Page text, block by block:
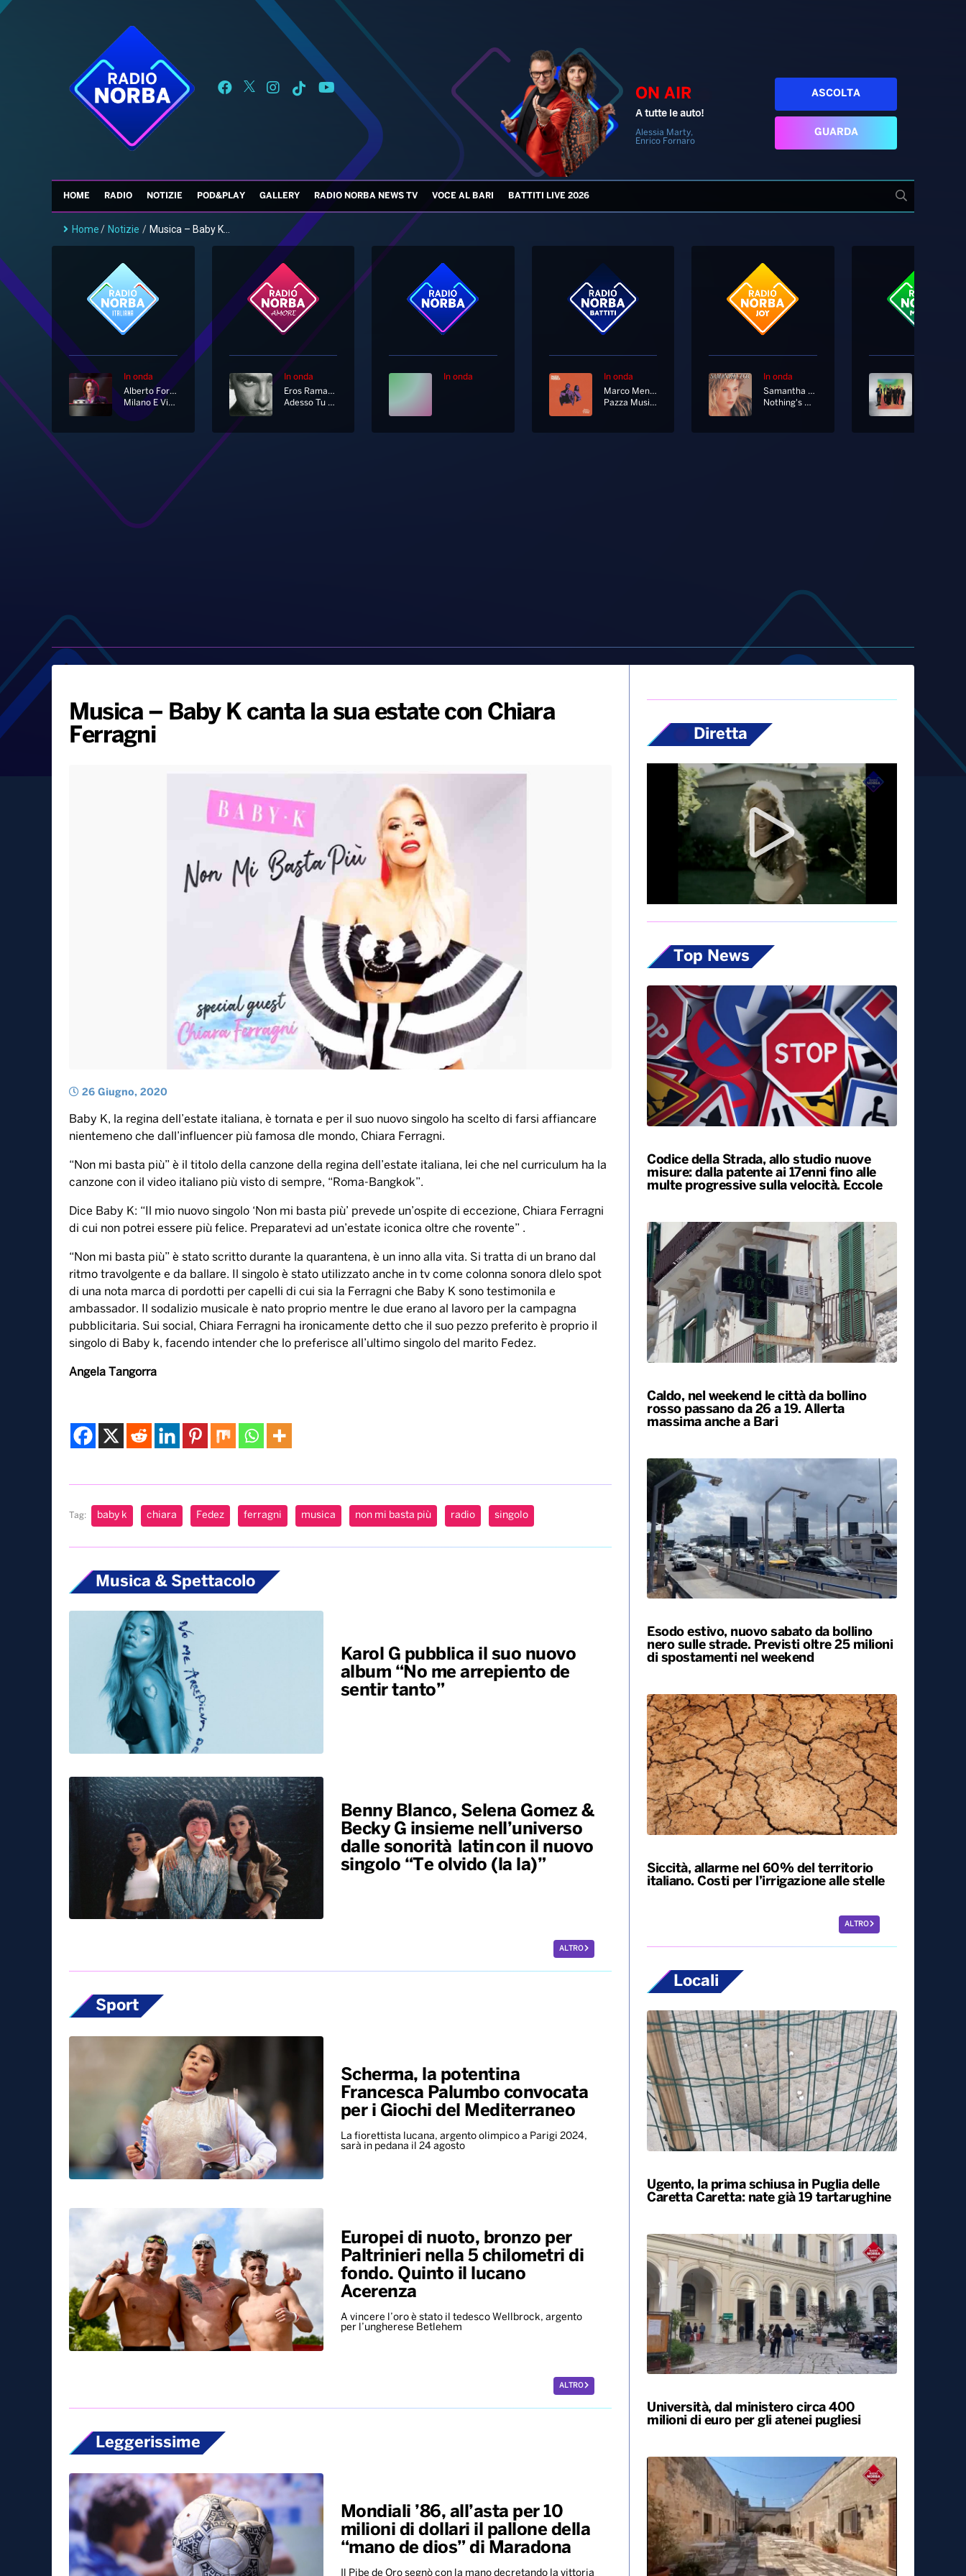
ON AIR
A tutte le auto!
Alessia Marty,
Enrico Fornaro
ASCOLTA
GUARDA
HOME RADIO NOTIZIE POD&PLAY GALLERY RADIO NORBA NEWS TV VOCE AL BARI BATTITI LIVE 2026
Home/ Notizie / Musica – Baby K...
In onda
Alberto Fortis
Milano E Vincenzo
In onda
Eros Ramazzotti
Adesso Tu [Album Version]
In onda
In onda
Marco Mengoni Ft. Elodie
Pazza Musica
In onda
Samantha Fox
Nothing's Gonna Stop Me Now
Musica – Baby K canta la sua estate con Chiara
Ferragni
26 Giugno, 2020
Baby K, la regina dell’estate italiana, è tornata e per il suo nuovo singolo ha scelto di farsi affiancare
nientemeno che dall’influencer più famosa dle mondo, Chiara Ferragni.
“Non mi basta più” è il titolo della canzone della regina dell’estate italiana, lei che nel curriculum ha la
canzone con il video italiano più visto di sempre, “Roma-Bangkok”.
Dice Baby K: “Il mio nuovo singolo ‘Non mi basta più’ prevede un’ospite di eccezione, Chiara Ferragni
di cui non potrei essere più felice. Preparatevi ad un’estate iconica oltre che rovente” .
“Non mi basta più” è stato scritto durante la quarantena, è un inno alla vita. Si tratta di un brano dal
ritmo travolgente e da ballare. Il singolo è stato utilizzato anche in tv come colonna sonora dlelo spot
di una nota marca di pordotti per capelli di cui sia la Ferragni che Baby K sono testimonila e
ambassador. Il sodalizio musicale è nato proprio mentre le due erano al lavoro per la campagna
pubblicitaria. Sui social, Chiara Ferragni ha ironicamente detto che il suo pezzo preferito è proprio il
singolo di Baby k, facendo intender che lo preferisce all’ultimo singolo del marito Fedez.
Angela Tangorra
Tag: baby k chiara Fedez ferragni musica non mi basta più radio singolo
Musica & Spettacolo
Karol G pubblica il suo nuovo
album “No me arrepiento de
sentir tanto”
Benny Blanco, Selena Gomez &
Becky G insieme nell’universo
dalle sonorità latin con il nuovo
singolo “Te olvido (la la)”
ALTRO
Sport
Scherma, la potentina
Francesca Palumbo convocata
per i Giochi del Mediterraneo
La fiorettista lucana, argento olimpico a Parigi 2024,
sarà in pedana il 24 agosto
Europei di nuoto, bronzo per
Paltrinieri nella 5 chilometri di
fondo. Quinto il lucano
Acerenza
A vincere l’oro è stato il tedesco Wellbrock, argento
per l’ungherese Betlehem
ALTRO
Leggerissime
Mondiali ’86, all’asta per 10
milioni di dollari il pallone della
“mano de dios” di Maradona
Il Pibe de Oro segnò con la mano decretando la vittoria
Diretta
Top News
Codice della Strada, allo studio nuove
misure: dalla patente ai 17enni fino alle
multe progressive sulla velocità. Eccole
Caldo, nel weekend le città da bollino
rosso passano da 26 a 19. Allerta
massima anche a Bari
Esodo estivo, nuovo sabato da bollino
nero sulle strade. Previsti oltre 25 milioni
di spostamenti nel weekend
Siccità, allarme nel 60% del territorio
italiano. Costi per l’irrigazione alle stelle
ALTRO
Locali
Ugento, la prima schiusa in Puglia delle
Caretta Caretta: nate già 19 tartarughine
Università, dal ministero circa 400
milioni di euro per gli atenei pugliesi